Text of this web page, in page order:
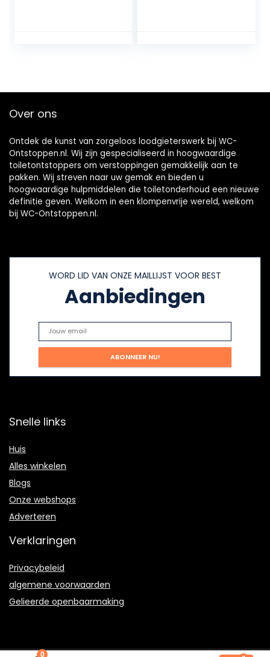
0
Over ons
Ontdek de kunst van zorgeloos loodgieterswerk bij WC-
Ontstoppen.nl. Wij zijn gespecialiseerd in hoogwaardige
toiletontstoppers om verstoppingen gemakkelijk aan te
pakken. Wij streven naar uw gemak en bieden u
hoogwaardige hulpmiddelen die toiletonderhoud een nieuwe
definitie geven. Welkom in een klompenvrije wereld, welkom
bij WC-Ontstoppen.nl.
WORD LID VAN ONZE MAILLIJST VOOR BEST
Aanbiedingen
Snelle links
Huis
Alles winkelen
Blogs
Onze webshops
Adverteren
Verklaringen
Privacybeleid
algemene voorwaarden
Gelieerde openbaarmaking